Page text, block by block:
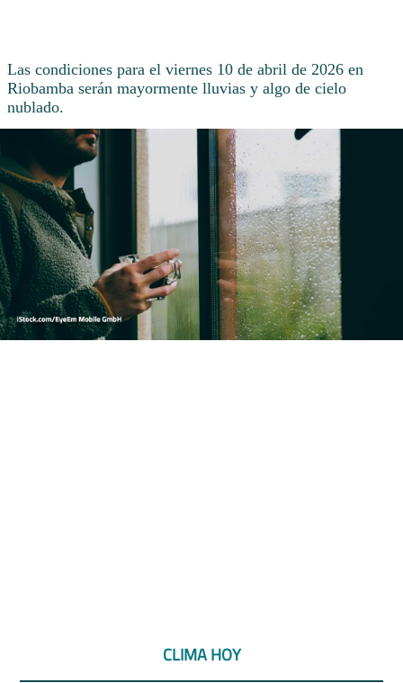
Las condiciones para el viernes 10 de abril de 2026 en
Riobamba serán mayormente lluvias y algo de cielo
nublado.
CLIMA HOY